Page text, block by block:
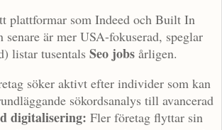
plattformar som Indeed och Built In
senare är mer USA-fokuserad, speglar
listar tusentals Seo jobs årligen.
söker aktivt efter individer som kan
sökordsanalys till avancerad
digitalisering: Fler företag flyttar sin